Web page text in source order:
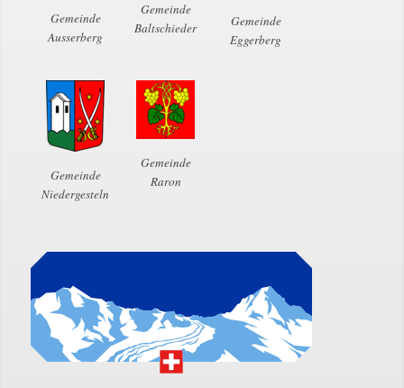
Gemeinde
Ausserberg
Gemeinde
Baltschieder
Gemeinde
Eggerberg
Gemeinde
Niedergesteln
Gemeinde
Raron